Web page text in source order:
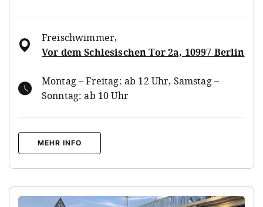
Freischwimmer,
Vor dem Schlesischen Tor 2a, 10997 Berlin
Montag – Freitag: ab 12 Uhr, Samstag –
Sonntag: ab 10 Uhr
MEHR INFO